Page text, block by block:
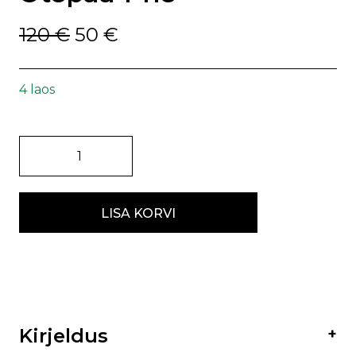
120€ Algne
oli:
50 €
is:
4 laos
ne
kogus
LISA KORVI
Kirjeldus